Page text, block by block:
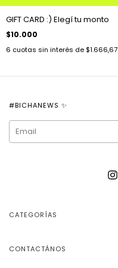
GIFT CARD :) Elegí tu monto
$10.000
6 cuotas sin interés de $1.666,67
#BICHANEWS ✨
CATEGORÍAS
CONTACTÁNOS